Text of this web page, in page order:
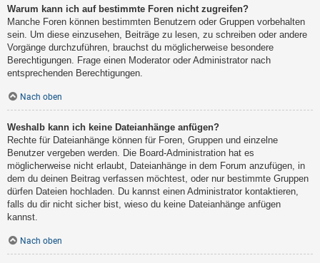
Warum kann ich auf bestimmte Foren nicht zugreifen?
Manche Foren können bestimmten Benutzern oder Gruppen vorbehalten
sein. Um diese einzusehen, Beiträge zu lesen, zu schreiben oder andere
Vorgänge durchzuführen, brauchst du möglicherweise besondere
Berechtigungen. Frage einen Moderator oder Administrator nach
entsprechenden Berechtigungen.
Nach oben
Weshalb kann ich keine Dateianhänge anfügen?
Rechte für Dateianhänge können für Foren, Gruppen und einzelne
Benutzer vergeben werden. Die Board-Administration hat es
möglicherweise nicht erlaubt, Dateianhänge in dem Forum anzufügen, in
dem du deinen Beitrag verfassen möchtest, oder nur bestimmte Gruppen
dürfen Dateien hochladen. Du kannst einen Administrator kontaktieren,
falls du dir nicht sicher bist, wieso du keine Dateianhänge anfügen
kannst.
Nach oben